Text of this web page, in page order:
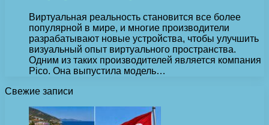
Виртуальная реальность становится все более
популярной в мире, и многие производители
разрабатывают новые устройства, чтобы улучшить
визуальный опыт виртуального пространства.
Одним из таких производителей является компания
Pico. Она выпустила модель…
Свежие записи